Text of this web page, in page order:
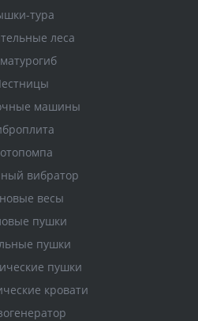
тура
леса
машины
вибратор
весы
пушки
пушки
пушки
кровати